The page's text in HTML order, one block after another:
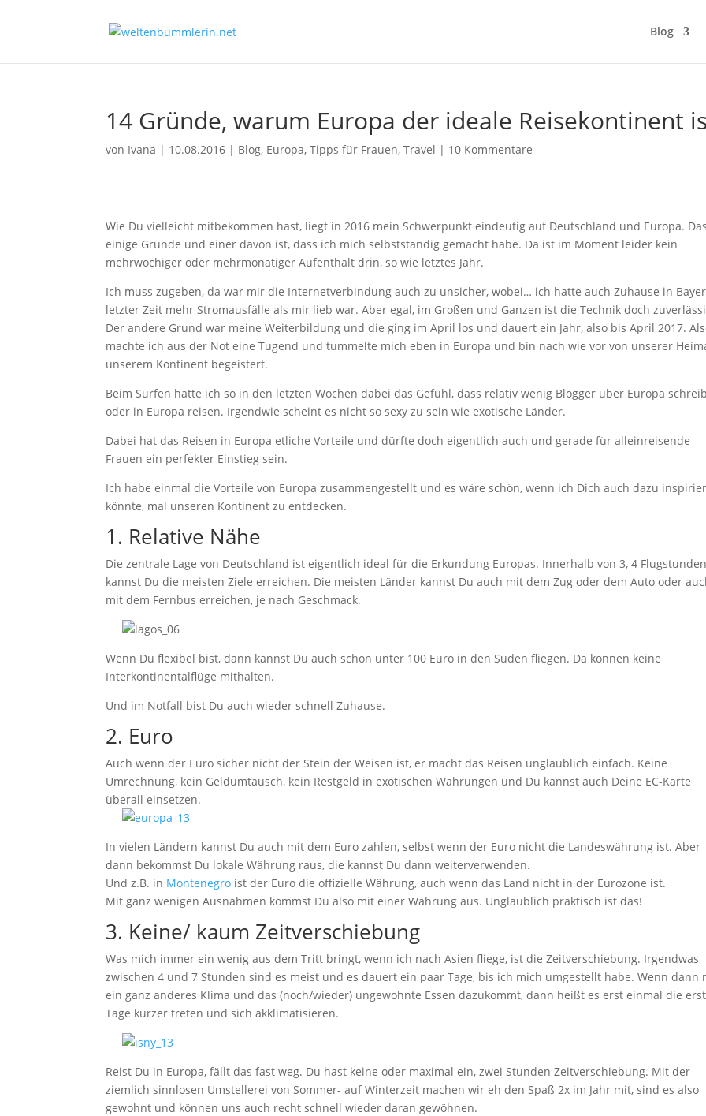
Blog
14 Gründe, warum Europa der ideale Reisekontinent
von Ivana | 10.08.2016 | Blog, Europa,Tipps für Frauen,Travel | 10 Kommentare
Wie Du vielleicht mitbekommen hast, liegt in 2016 mein Schwerpunkt eindeutig auf Deutschland und Europa.
einige Gründe und einer davon ist, dass ich mich selbstständig gemacht habe. Da ist im Moment leider kein
mehrwöchiger oder mehrmonatiger Aufenthalt drin, so wie letztes Jahr.
Ich muss zugeben, da war mir die Internetverbindung auch zu unsicher, wobei… ich hatte auch Zuhause in
letzter Zeit mehr Stromausfälle als mir lieb war. Aber egal, im Großen und Ganzen ist die Technik doch
Der andere Grund war meine Weiterbildung und die ging im April los und dauert ein Jahr, also bis April 2017.
machte ich aus der Not eine Tugend und tummelte mich eben in Europa und bin nach wie vor von unserer
unserem Kontinent begeistert.
Beim Surfen hatte ich so in den letzten Wochen dabei das Gefühl, dass relativ wenig Blogger über Europa
oder in Europa reisen. Irgendwie scheint es nicht so sexy zu sein wie exotische Länder.
Dabei hat das Reisen in Europa etliche Vorteile und dürfte doch eigentlich auch und gerade für alleinreisende
Frauen ein perfekter Einstieg sein.
Ich habe einmal die Vorteile von Europa zusammengestellt und es wäre schön, wenn ich Dich auch dazu
könnte, mal unseren Kontinent zu entdecken.
1. Relative Nähe
Die zentrale Lage von Deutschland ist eigentlich ideal für die Erkundung Europas. Innerhalb von 3, 4 Flugstunden
kannst Du die meisten Ziele erreichen. Die meisten Länder kannst Du auch mit dem Zug oder dem Auto oder
mit dem Fernbus erreichen, je nach Geschmack.
Wenn Du flexibel bist, dann kannst Du auch schon unter 100 Euro in den Süden fliegen. Da können keine
Interkontinentalflüge mithalten.
Und im Notfall bist Du auch wieder schnell Zuhause.
2. Euro
Auch wenn der Euro sicher nicht der Stein der Weisen ist, er macht das Reisen unglaublich einfach. Keine
Umrechnung, kein Geldumtausch, kein Restgeld in exotischen Währungen und Du kannst auch Deine EC-Karte
überall einsetzen.
In vielen Ländern kannst Du auch mit dem Euro zahlen, selbst wenn der Euro nicht die Landeswährung ist. Aber
dann bekommst Du lokale Währung raus, die kannst Du dann weiterverwenden.
Und z.B. in Montenegro ist der Euro die offizielle Währung, auch wenn das Land nicht in der Eurozone ist.
Mit ganz wenigen Ausnahmen kommst Du also mit einer Währung aus. Unglaublich praktisch ist das!
3. Keine/ kaum Zeitverschiebung
Was mich immer ein wenig aus dem Tritt bringt, wenn ich nach Asien fliege, ist die Zeitverschiebung. Irgendwas
zwischen 4 und 7 Stunden sind es meist und es dauert ein paar Tage, bis ich mich umgestellt habe. Wenn dann
ein ganz anderes Klima und das (noch/wieder) ungewohnte Essen dazukommt, dann heißt es erst einmal die
Tage kürzer treten und sich akklimatisieren.
Reist Du in Europa, fällt das fast weg. Du hast keine oder maximal ein, zwei Stunden Zeitverschiebung. Mit der
ziemlich sinnlosen Umstellerei von Sommer- auf Winterzeit machen wir eh den Spaß 2x im Jahr mit, sind es also
gewohnt und können uns auch recht schnell wieder daran gewöhnen.